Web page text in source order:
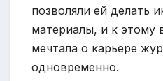
позволяли ей делать
материалы, и к этому
мечтала о карьере
одновременно.